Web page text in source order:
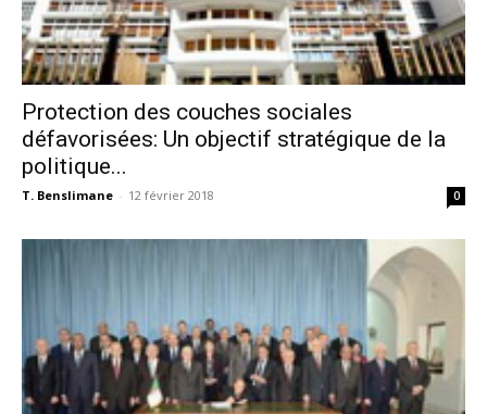
Protection des couches sociales
défavorisées: Un objectif stratégique de la
politique...
T. Benslimane - 12 février 2018 0